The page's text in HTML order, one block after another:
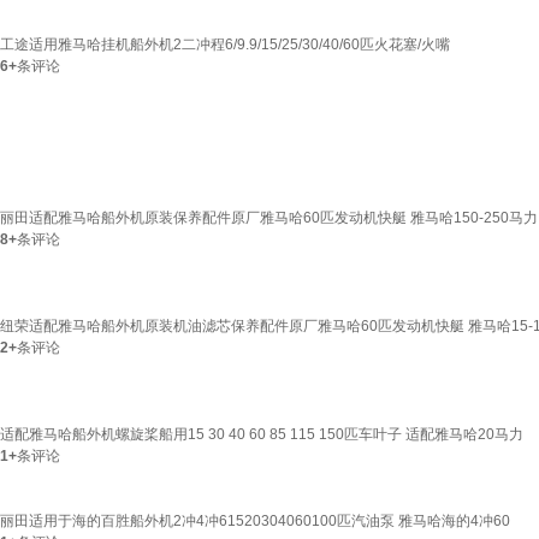
工途适用雅马哈挂机船外机2二冲程6/9.9/15/25/30/40/60匹火花塞/火嘴
6+条评论
丽田适配雅马哈船外机原装保养配件原厂雅马哈60匹发动机快艇 雅马哈150-250马力
8+条评论
纽荣适配雅马哈船外机原装机油滤芯保养配件原厂雅马哈60匹发动机快艇 雅马哈15-
2+条评论
适配雅马哈船外机螺旋桨船用15 30 40 60 85 115 150匹车叶子 适配雅马哈20马力
1+条评论
丽田适用于海的百胜船外机2冲4冲61520304060100匹汽油泵 雅马哈海的4冲60